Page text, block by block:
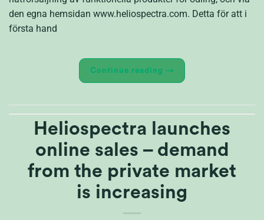
den egna hemsidan www.heliospectra.com. Detta för att i
första hand
Continue reading →
Heliospectra launches
online sales – demand
from the private market
is increasing